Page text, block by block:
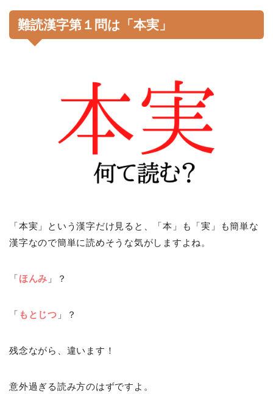
難読漢字第１問は「本実」
「本実」という漢字だけ見ると、「本」も「実」も簡単な
漢字なので簡単に読めそうな気がしますよね。
「ほんみ 」？
「 もとじつ 」？
残念ながら、違います！
意外過ぎる読み方のはずですよ。